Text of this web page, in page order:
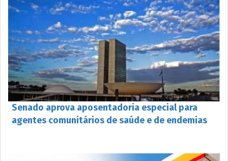
Senado aprova aposentadoria especial para
agentes comunitários de saúde e de endemias